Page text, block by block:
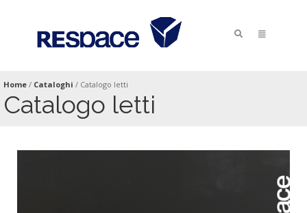
Home / Cataloghi / Catalogo letti
Catalogo letti